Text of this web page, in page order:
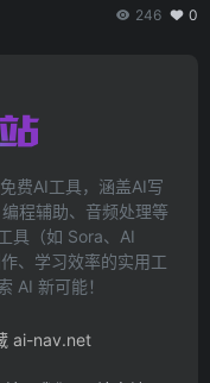
246 0
费AI工具，涵盖AI写
程辅助、音频处理等
具（如 Sora、AI
、学习效率的实用工
AI 新可能！
ai-nav.net